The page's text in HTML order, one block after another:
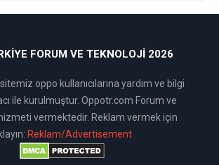
FORUM VE TEKNOLOJI 2026
oppo kullanıcılarına yardım ve bilgi
ile kurulmuştur. Oppotr.com Forum ve
vermektedir. Reklam vermek için
Reklam/Advertisement